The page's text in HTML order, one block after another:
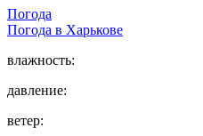
Погода
Погода в Харькове
влажность:
давление:
ветер: